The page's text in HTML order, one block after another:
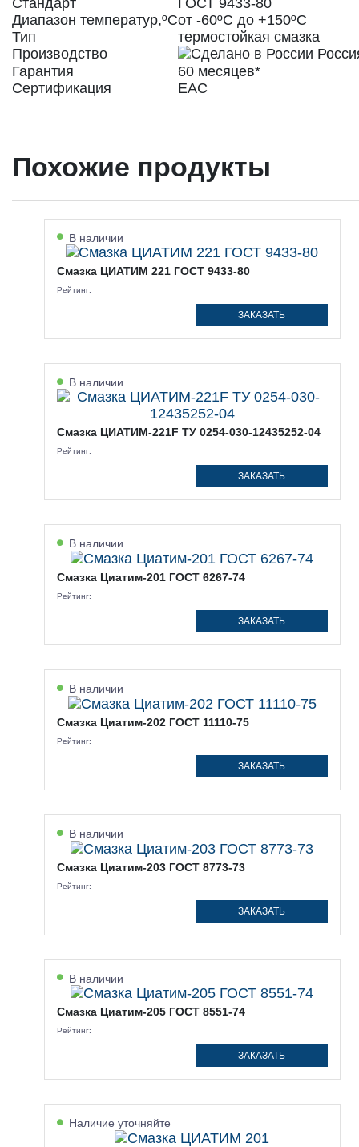
Диапазон температур,ºСот -60ºС до +150ºС
Тип
термостойкая смазка
Производство
Гарантия
60 месяцев*
Сертификация
ЕАС
Похожие продукты
В наличии
Смазка ЦИАТИМ 221 ГОСТ 9433-80
Рейтинг:
ЗАКАЗАТЬ
В наличии
Смазка ЦИАТИМ-221F ТУ 0254-030-12435252-04
Рейтинг:
ЗАКАЗАТЬ
В наличии
Смазка Циатим-201 ГОСТ 6267-74
Рейтинг:
ЗАКАЗАТЬ
В наличии
Смазка Циатим-202 ГОСТ 11110-75
Рейтинг:
ЗАКАЗАТЬ
В наличии
Смазка Циатим-203 ГОСТ 8773-73
Рейтинг:
ЗАКАЗАТЬ
В наличии
Смазка Циатим-205 ГОСТ 8551-74
Рейтинг:
ЗАКАЗАТЬ
Наличие уточняйте